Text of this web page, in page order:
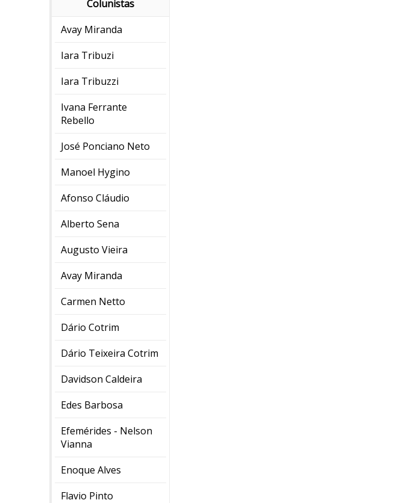
Colunistas
Avay Miranda
Iara Tribuzi
Iara Tribuzzi
Ivana Ferrante
Rebello
José Ponciano Neto
Manoel Hygino
Afonso Cláudio
Alberto Sena
Augusto Vieira
Avay Miranda
Carmen Netto
Dário Cotrim
Dário Teixeira Cotrim
Davidson Caldeira
Edes Barbosa
Efemérides - Nelson
Vianna
Enoque Alves
Flavio Pinto